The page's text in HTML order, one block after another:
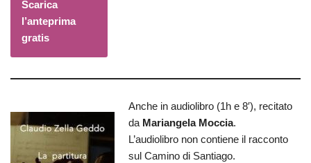
Scarica
l’anteprima
gratis
Anche in audiolibro (1h e 8′), recitato
da Mariangela Moccia.
L’audiolibro non contiene il racconto
sul Camino di Santiago.